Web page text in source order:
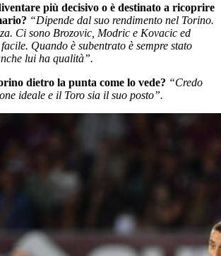
più decisivo o è destinato a ricoprire
“Dipende dal suo rendimento nel Torino.
Ci sono Brozovic, Modric e Kovacic ed
Quando è subentrato è sempre stato
lui ha qualità”.
dietro la punta come lo vede? “Credo
ideale e il Toro sia il suo posto”.